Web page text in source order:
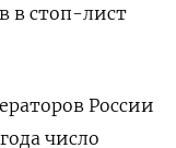
в стоп-лист
России
число